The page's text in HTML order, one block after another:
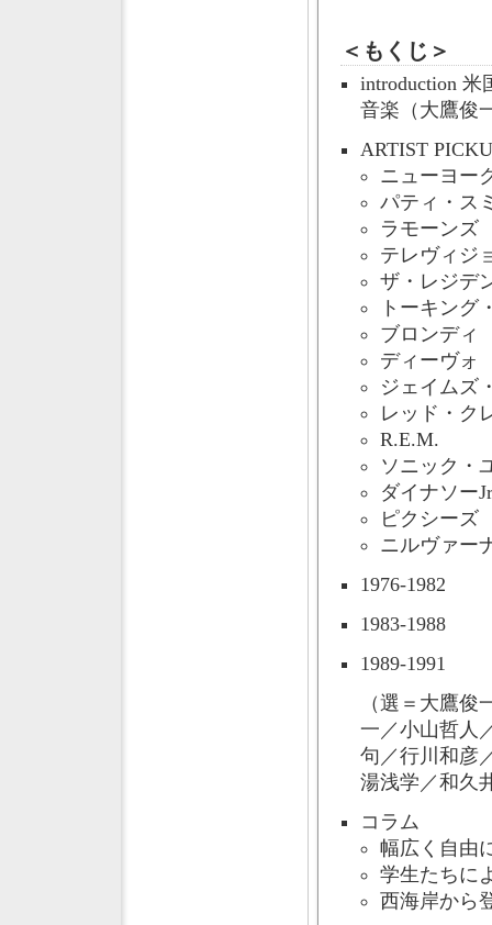
＜もくじ＞
introduction
音楽（大鷹俊
ARTIST
ニューヨー
パティ・ス
ラモーンズ
テレヴィジ
ザ・レジデ
トーキング
ブロンディ
ディーヴォ
ジェイムズ
レッド・ク
R.E.M.
ソニック・
ダイナソー
ピクシーズ
ニルヴァー
1976-1982
1983-1988
1989-1991
（選＝大鷹
一／小山哲人
句／行川和彦
湯浅学／和久
コラム
幅広く自由
学生たちに
西海岸から